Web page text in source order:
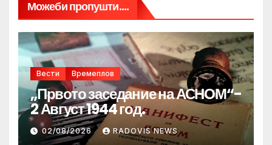
Можеби пропушти....
Вести Времеплов
„Првото заседание на АСНОМ“-
2 Август 1944 год.
02/08/2026 RADOVIS NEWS